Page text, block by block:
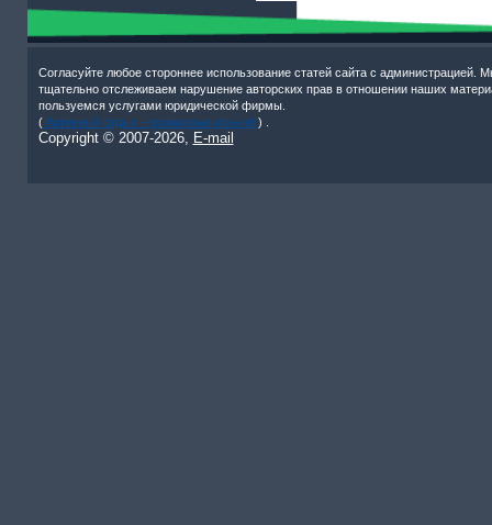
Согласуйте любое стороннее использование статей сайта с администрацией.
тщательно отслеживаем нарушение авторских прав в отношении наших
пользуемся услугами юридической фирмы.
(Активный отдых – роликовые коньки! ) .
Copyright © 2007-2026, E-mail